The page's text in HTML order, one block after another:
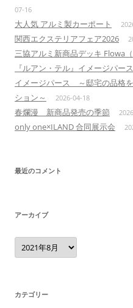
07-16
大人気 アルミ製カーポート
関西エクステリアフェア2026
三協アルミ新商品デッキ Flowa（
『ルアン・テル』イメージパース
イメージパース ～邸宅の品格
ション～
2026-04-18
春爛漫 新商品発売の季節
only one×ILAND 合同展示会
最近のコメント
アーカイブ
ア
ー
カ
カテゴリー